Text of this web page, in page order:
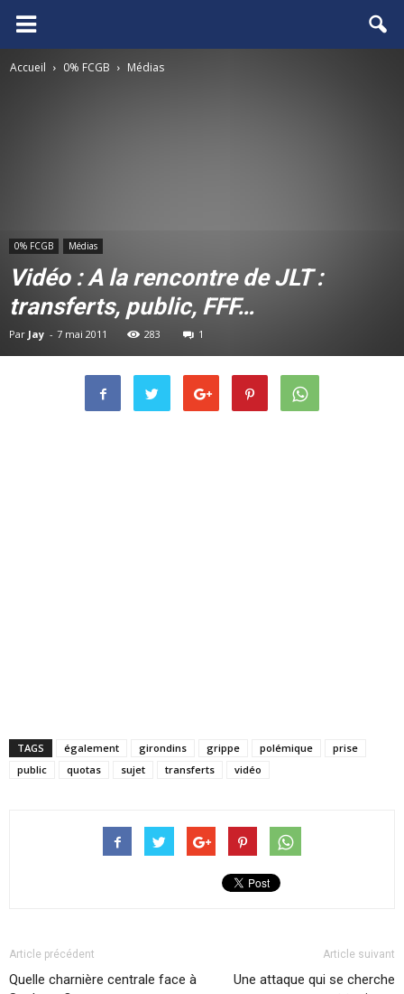
FCGB.net
Accueil 0% FCGB Médias
0% FCGB Médias
Vidéo : A la rencontre de JLT :
transferts, public, FFF…
Par Jay - 7 mai 2011 283 1
TAGS également girondins grippe polémique
prise
public
quotas sujet transferts vidéo
Article précédent
Quelle charnière centrale face à
Article suivant
Une attaque qui se cherche